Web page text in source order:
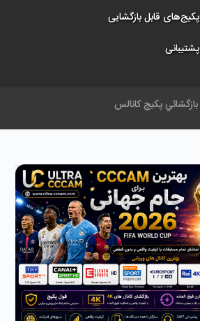
پکیج‌های قابل بازگشایی
پشتیبانی
بازگشائي کانا محبوب